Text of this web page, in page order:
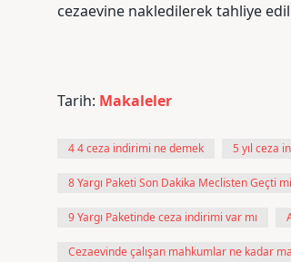
cezaevine nakledilerek tahliye
Tarih: Makaleler
4 4 ceza indirimi ne demek 5 yıl ceza
8 Yargı Paketi Son Dakika Meclisten Geçti mi
9 Yargı Paketinde ceza indirimi var mı
Cezaevinde çalışan mahkumlar ne kadar